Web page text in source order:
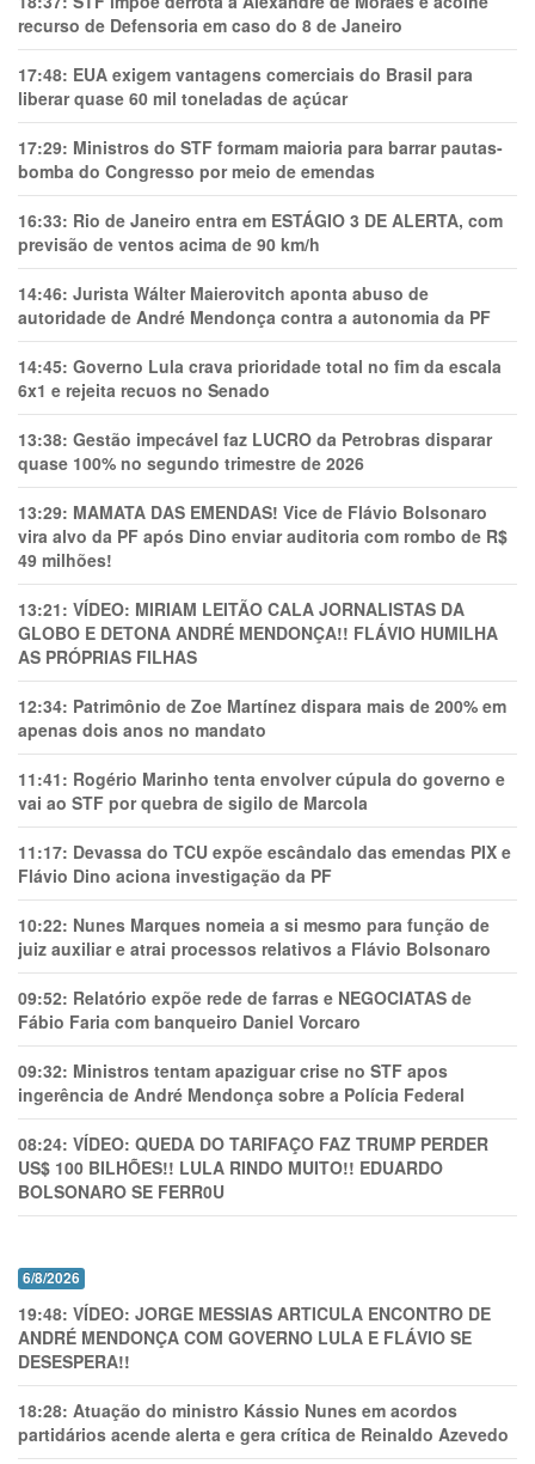
recurso de Defensoria em caso do 8 de Janeiro
17:48: EUA exigem vantagens comerciais do Brasil para
liberar quase 60 mil toneladas de açúcar
17:29: Ministros do STF formam maioria para barrar pautas-
bomba do Congresso por meio de emendas
16:33: Rio de Janeiro entra em ESTÁGIO 3 DE ALERTA, com
previsão de ventos acima de 90 km/h
14:46: Jurista Wálter Maierovitch aponta abuso de
autoridade de André Mendonça contra a autonomia da PF
14:45: Governo Lula crava prioridade total no fim da escala
6x1 e rejeita recuos no Senado
13:38: Gestão impecável faz LUCRO da Petrobras disparar
quase 100% no segundo trimestre de 2026
13:29: MAMATA DAS EMENDAS! Vice de Flávio Bolsonaro
vira alvo da PF após Dino enviar auditoria com rombo de R$
49 milhões!
13:21: VÍDEO: MIRIAM LEITÃO CALA JORNALISTAS DA
GLOBO E DETONA ANDRÉ MENDONÇA!! FLÁVIO HUMILHA
AS PRÓPRIAS FILHAS
12:34: Patrimônio de Zoe Martínez dispara mais de 200% em
apenas dois anos no mandato
11:41: Rogério Marinho tenta envolver cúpula do governo e
vai ao STF por quebra de sigilo de Marcola
11:17: Devassa do TCU expõe escândalo das emendas PIX e
Flávio Dino aciona investigação da PF
10:22: Nunes Marques nomeia a si mesmo para função de
juiz auxiliar e atrai processos relativos a Flávio Bolsonaro
09:52: Relatório expõe rede de farras e NEGOCIATAS de
Fábio Faria com banqueiro Daniel Vorcaro
09:32: Ministros tentam apaziguar crise no STF apos
ingerência de André Mendonça sobre a Polícia Federal
08:24: VÍDEO: QUEDA DO TARIFAÇO FAZ TRUMP PERDER
US$ 100 BILHÕES!! LULA RINDO MUITO!! EDUARDO
BOLSONARO SE FERR0U
6/8/2026
19:48: VÍDEO: JORGE MESSIAS ARTICULA ENCONTRO DE
ANDRÉ MENDONÇA COM GOVERNO LULA E FLÁVIO SE
DESESPERA!!
18:28: Atuação do ministro Kássio Nunes em acordos
partidários acende alerta e gera crítica de Reinaldo Azevedo